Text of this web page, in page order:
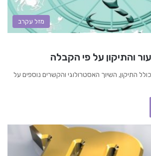
מזל עקרב
והתיקון על פי הקבלה
התיקון, השיוך האסטרולוגי והקשרים נוספים על